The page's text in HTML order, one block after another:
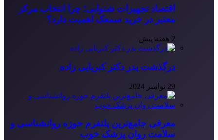
اقتصاد تجهیزات شنوایی؛ چرا انتخاب مرکز
معتبر در خرید سمعک اهمیت دارد؟
2 هفته پیش
درگذشت پدر دکتر کبریایی زاده
29 نوامبر 2024
معرفی جامع‌ترین پلتفرم حوزه روانشناسی و
سلامت روان پزشک خوب